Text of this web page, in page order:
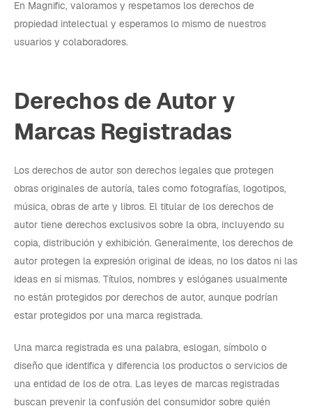
En Magnific, valoramos y respetamos los derechos de
propiedad intelectual y esperamos lo mismo de nuestros
usuarios y colaboradores.
Derechos de Autor y
Marcas Registradas
Los derechos de autor son derechos legales que protegen
obras originales de autoría, tales como fotografías, logotipos,
música, obras de arte y libros. El titular de los derechos de
autor tiene derechos exclusivos sobre la obra, incluyendo su
copia, distribución y exhibición. Generalmente, los derechos de
autor protegen la expresión original de ideas, no los datos ni las
ideas en sí mismas. Títulos, nombres y eslóganes usualmente
no están protegidos por derechos de autor, aunque podrían
estar protegidos por una marca registrada.
Una marca registrada es una palabra, eslogan, símbolo o
diseño que identifica y diferencia los productos o servicios de
una entidad de los de otra. Las leyes de marcas registradas
buscan prevenir la confusión del consumidor sobre quién